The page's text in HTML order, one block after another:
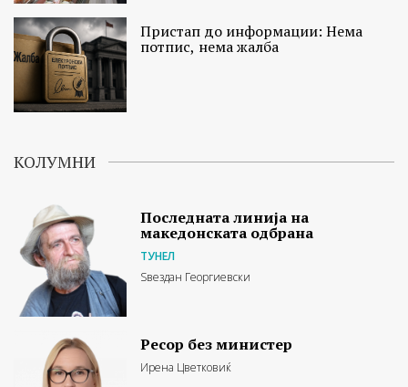
Пристап до информации: Нема
потпис, нема жалба
КОЛУМНИ
Последната линија на
македонската одбрана
ТУНЕЛ
Ѕвездан Георгиевски
Ресор без министер
Ирена Цветковиќ